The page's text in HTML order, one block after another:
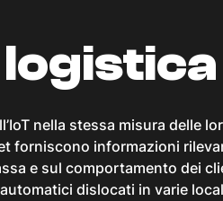
nella stessa misura delle
forniscono informazioni
e sul comportamento dei
dislocati in varie